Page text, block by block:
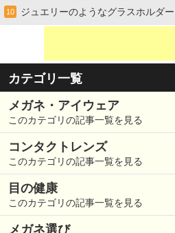
10 ジュエリーのようなグラスホルダ
カテゴリ一覧
メガネ・アイウェア
このカテゴリの記事一覧を見る
コンタクトレンズ
このカテゴリの記事一覧を見る
目の健康
このカテゴリの記事一覧を見る
メガネ選び